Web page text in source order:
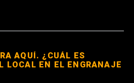
AQUÍ. ¿CUÁL ES
LOCAL EN EL ENGRANAJE